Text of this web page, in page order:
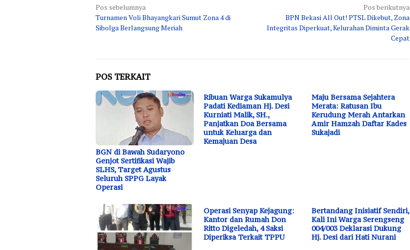
Navigasi
pos
Pos sebelumnya
Turnamen Voli Bhayangkari Sumut Zona 4 di
Sibolga Berlangsung Meriah
Pos berikutnya
BPN Bekasi All Out! PTSL Dikebut, Zona
Integritas Diperkuat, Kelurahan Diminta Gerak
Cepat
POS TERKAIT
BGN di Bawah Sudaryono
Genjot Sertifikasi Wajib
SLHS, Target Agustus
Seluruh SPPG Layak
Operasi
Ribuan Warga Sukamulya
Padati Kediaman Hj. Desi
Kurniati Malik, SH.,
Panjatkan Doa Bersama
untuk Keluarga dan
Kemajuan Desa
Maju Bersama Sejahtera
Merata: Ratusan Ibu
Kerudung Merah Antarkan
Amir Hamzah Daftar Kades
Sukajadi
Operasi Senyap Kejagung:
Kantor dan Rumah Don
Ritto Digeledah, 4 Saksi
Diperiksa Terkait TPPU
Bertandang Inisiatif Sendiri,
Kali Ini Warga Serengseng
004/003 Deklarasi Dukung
Hj. Desi dari Hati Nurani